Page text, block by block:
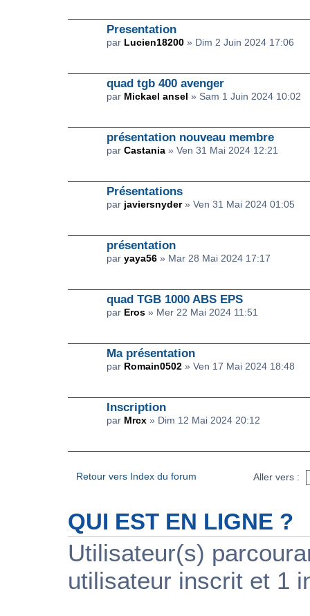
Presentation
par Lucien18200 » Dim 2 Juin 2024 17:06
quad tgb 400 avenger
par Mickael ansel » Sam 1 Juin 2024 10:02
présentation nouveau membre
par Castania » Ven 31 Mai 2024 12:21
Présentations
par javiersnyder» Ven 31 Mai 2024 01:05
présentation
par yaya56 » Mar 28 Mai 2024 17:17
quad TGB 1000 ABS EPS
par Eros » Mer 22 Mai 2024 11:51
Ma présentation
par Romain0502 » Ven 17 Mai 2024 18:48
Inscription
par Mrcx » Dim 12 Mai 2024 20:12
Retour vers Index du forum Aller vers :
QUI EST EN LIGNE ?
Utilisateur(s)
utilisateur inscrit et 1